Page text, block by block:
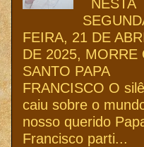
NESTA
FEIRA, 21 DE
DE 2025, MORRE
SANTO PAPA
FRANCISCO O
caiu sobre o
nosso querido
Francisco parti...